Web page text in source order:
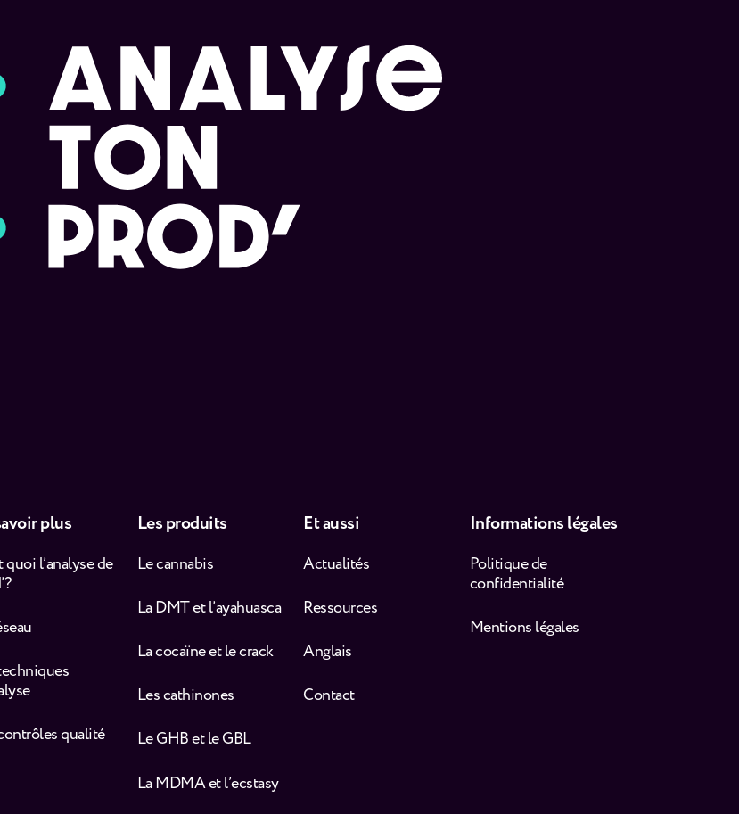
plus
quoi l’analyse de
?
qualité
Les produits
Le cannabis
La DMT et l’ayahuasca
La cocaïne et le crack
Les cathinones
Le GHB et le GBL
La MDMA et l’ecstasy
Et aussi
Actualités
Ressources
Anglais
Contact
Informations légales
Politique de
confidentialité
Mentions légales